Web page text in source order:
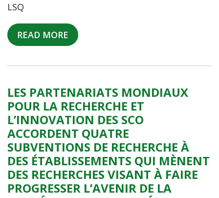
LSQ
READ MORE
LES PARTENARIATS MONDIAUX
POUR LA RECHERCHE ET
L’INNOVATION DES SCO
ACCORDENT QUATRE
SUBVENTIONS DE RECHERCHE À
DES ÉTABLISSEMENTS QUI MÈNENT
DES RECHERCHES VISANT À FAIRE
PROGRESSER L’AVENIR DE LA